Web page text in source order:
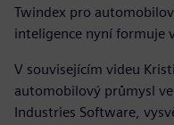
Twindex pro
inteligence nyní formuje
V souvisejícím videu
automobilový průmysl
Industries Software,